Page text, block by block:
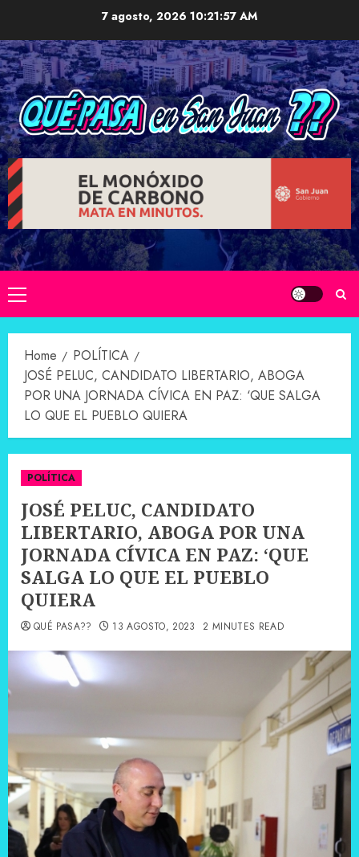
content
7 agosto, 2026 10:21:58 AM
Primary
Menu
Home
POLÍTICA
JOSÉ PELUC, CANDIDATO LIBERTARIO, ABOGA
POR UNA JORNADA CÍVICA EN PAZ: ‘QUE SALGA
LO QUE EL PUEBLO QUIERA
POLÍTICA
JOSÉ PELUC, CANDIDATO
LIBERTARIO, ABOGA POR UNA
JORNADA CÍVICA EN PAZ: ‘QUE
SALGA LO QUE EL PUEBLO
QUIERA
QUÉ PASA?? 13 AGOSTO, 2023 2 MINUTES READ